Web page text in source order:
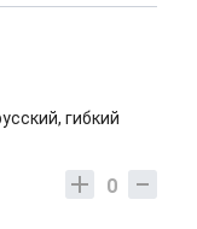
гибкий
0